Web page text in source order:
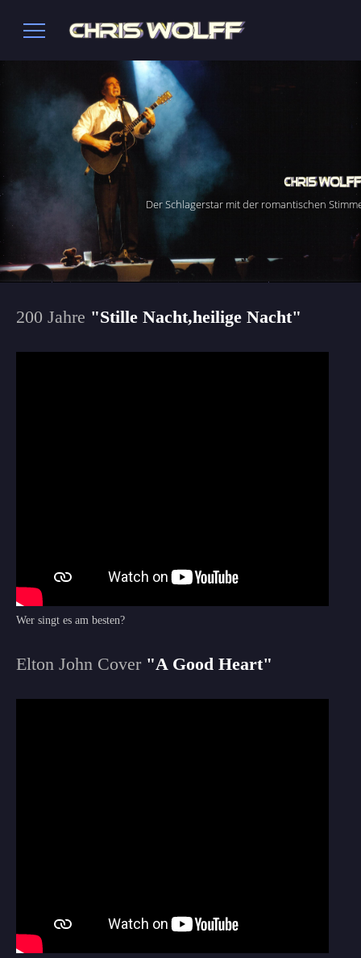
Der Schlagerstar mit der romantischen
200 Jahre "Stille Nacht,heilige Nacht"
Wer singt es am besten?
Elton John Cover "A Good Heart"